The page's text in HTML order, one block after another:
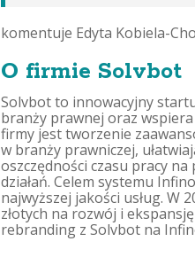
komentuje Edyta Kobiela-
O firmie Solvbot
Solvbot to innowacyjny
branży prawnej oraz
firmy jest tworzenie
w branży prawniczej,
oszczędności czasu pracy
działań. Celem systemu
najwyższej jakości usług. W
złotych na rozwój i
rebranding z Solvbot na